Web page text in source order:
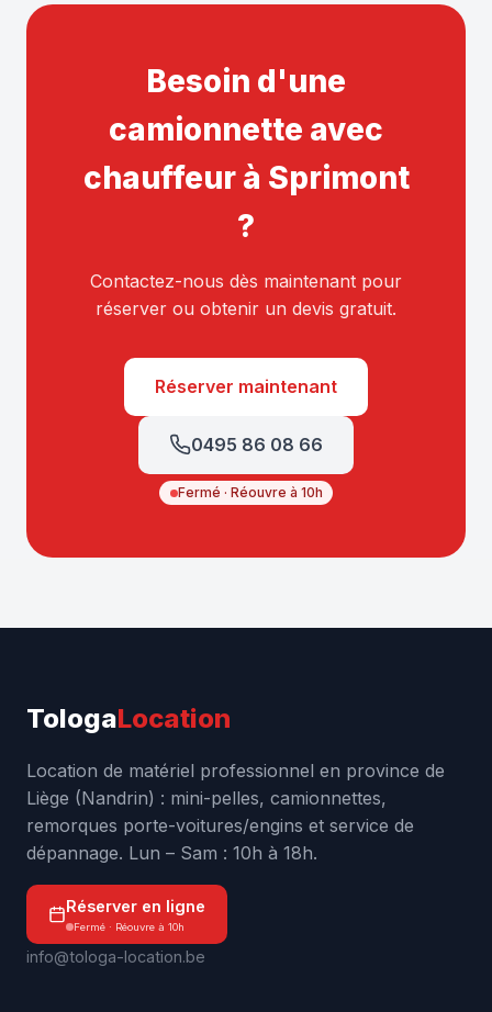
Besoin d'une
camionnette avec
chauffeur à Sprimont
?
Contactez-nous dès maintenant pour
réserver ou obtenir un devis gratuit.
Réserver maintenant
0495 86 08 66
Fermé · Réouvre à 10h
TologaLocation
Location de matériel professionnel en province de
Liège (Nandrin) : mini-pelles, camionnettes,
remorques porte-voitures/engins et service de
dépannage. Lun – Sam : 10h à 18h.
Réserver en ligne
Fermé · Réouvre à 10h
info@tologa-location.be